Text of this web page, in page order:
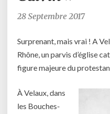
28 Septembre 2017
Surprenant, mais vrai ! A
Rhône, un parvis d’église
figure majeure du
À Velaux, dans
les Bouches-